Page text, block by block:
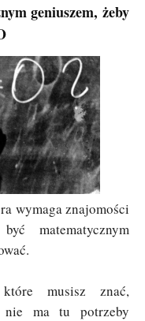
geniuszem, żeby
wymaga znajomości
matematycznym
musisz znać,
nie ma tu potrzeby